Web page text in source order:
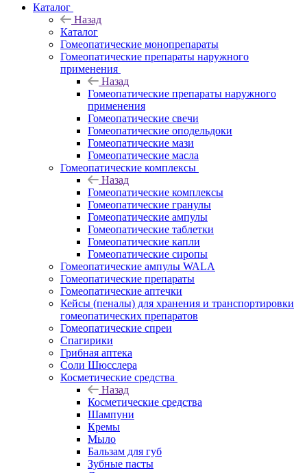
Каталог
Назад
Каталог
Гомеопатические монопрепараты
Гомеопатические препараты наружного
применения
Назад
Гомеопатические препараты наружного
применения
Гомеопатические свечи
Гомеопатические оподельдоки
Гомеопатические мази
Гомеопатические масла
Гомеопатические комплексы
Назад
Гомеопатические комплексы
Гомеопатические гранулы
Гомеопатические ампулы
Гомеопатические таблетки
Гомеопатические капли
Гомеопатические сиропы
Гомеопатические ампулы WALA
Гомеопатические препараты
Гомеопатические аптечки
Кейсы (пеналы) для хранения и транспортировки
гомеопатических препаратов
Гомеопатические спреи
Спагирики
Грибная аптека
Соли Шюсслера
Косметические средства
Назад
Косметические средства
Шампуни
Кремы
Мыло
Бальзам для губ
Зубные пасты